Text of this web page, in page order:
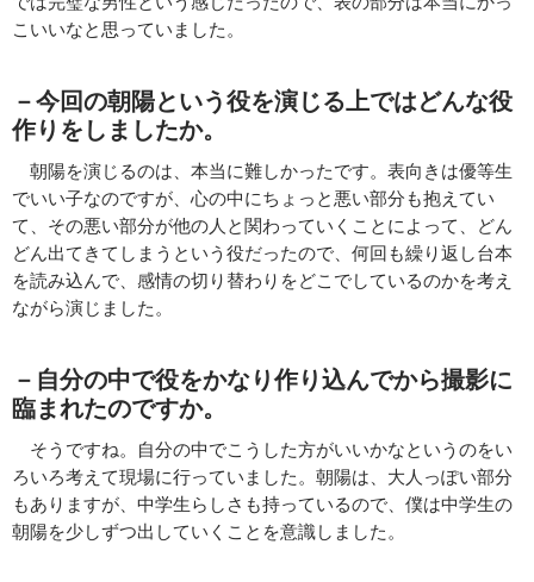
こいいなと思っていました。
－今回の朝陽という役を演じる上ではどんな役
作りをしましたか。
朝陽を演じるのは、本当に難しかったです。表向きは優等生
でいい子なのですが、心の中にちょっと悪い部分も抱えてい
て、その悪い部分が他の人と関わっていくことによって、どん
どん出てきてしまうという役だったので、何回も繰り返し台本
を読み込んで、感情の切り替わりをどこでしているのかを考え
ながら演じました。
－ 自分の中で役をかなり作り込んでから撮影に
臨まれたのですか。
そうですね。自分の中でこうした方がいいかなというのをい
ろいろ考えて現場に行っていました。朝陽は、大人っぽい部分
もありますが、中学生らしさも持っているので、僕は中学生の
朝陽を少しずつ出していくことを意識しました。